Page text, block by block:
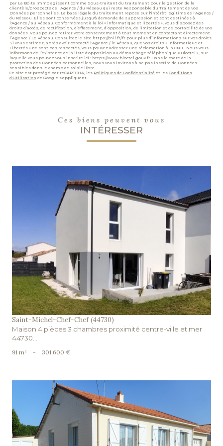
par La Boite Immo agissant comme Sous-traitant du traitement pour la gestion de la
clientèle/prospects de l'Agence / du Réseau qui reste Responsable du Traitement de vos
Données personnelles. La base légale du traitement repose sur l'intérêt légitime de l'Agence /
du Réseau. Elles sont conservées jusqu'à demande de suppression et sont destinées à
l'Agence / au Réseau. Conformément à la loi « informatique et libertés », vous disposez des
droits d’accès, de rectification, d’effacement, d’opposition, de limitation et de portabilité de vos
données. Vous pouvez retirer votre consentement à tout moment en contactant directement
l’Agence / Le Réseau. Consultez le site https://cnil.fr/fr pour plus d’informations sur vos droits.
Si vous estimez, après avoir contacté l'Agence / le Réseau, que vos droits « Informatique et
Libertés » ne sont pas respectés, vous pouvez adresser une réclamation à la CNIL. Nous vous
informons de l’existence de la liste d'opposition au démarchage téléphonique « Bloctel », sur
laquelle vous pouvez vous inscrire ici : https://www.bloctel.gouv.fr Dans le cadre de la
protection des Données personnelles, nous vous invitons à ne pas inscrire de Données
sensibles dans le champ de saisie libre.
Ce site est protégé par reCAPTCHA, les Politiques de Confidentialité et les Conditions
d'Utilisation de Google s'appliquent.
Ces biens peuvent vous
INTÉRESSER
Saint-Michel-Chef-Chef (44730)
Maison 4 pièces 3 chambres proximité centre-ville et mer
44730...
91 m² - 301 600 €